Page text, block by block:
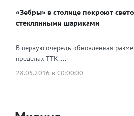
«Зебры» в столице покроют
стеклянными шариками
В первую очередь обновленная
пределах ТТК. ...
28.06.2016 в 00:00:00